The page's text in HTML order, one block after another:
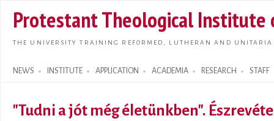
main
Protestant Theological Institute
THE UNIVERSITY TRAINING REFORMED, LUTHERAN AND
NEWS INSTITUTE APPLICATION ACADEMIA RESEARCH STAFF
Search form
"Tudni a jót még életünkben".